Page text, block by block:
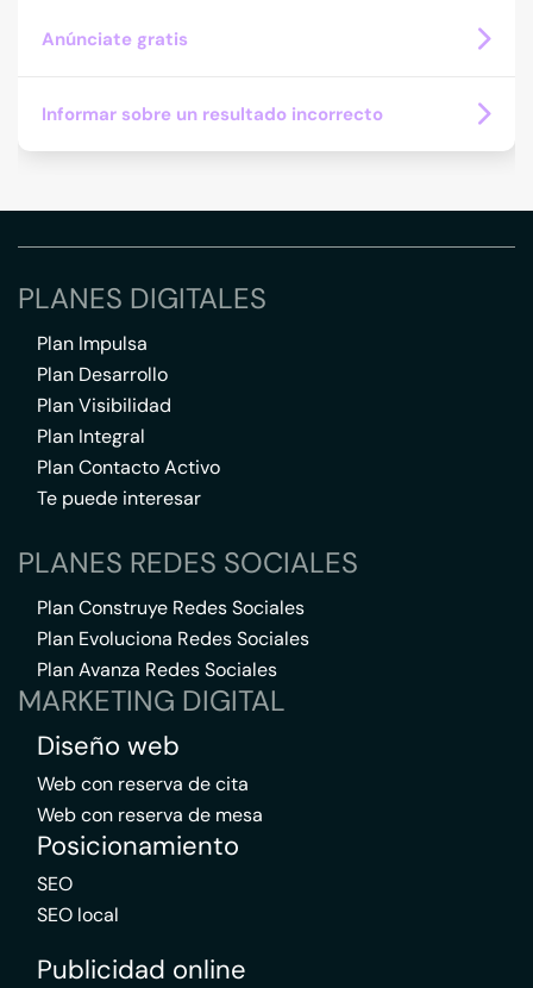
Anúnciate gratis
Informar sobre un resultado incorrecto
PLANES DIGITALES
Plan Impulsa
Plan Desarrollo
Plan Visibilidad
Plan Integral
Plan Contacto Activo
Te puede interesar
PLANES REDES SOCIALES
Plan Construye Redes Sociales
Plan Evoluciona Redes Sociales
Plan Avanza Redes Sociales
MARKETING DIGITAL
Diseño web
Web con reserva de cita
Web con reserva de mesa
Posicionamiento
SEO
SEO local
Publicidad online